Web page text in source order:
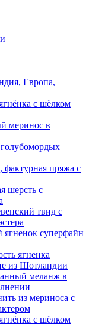
Европа,
с шёлком
меринос в
фактурная пряжа с
шерсть с
твид с
ягненок суперфайн
ягненка
из Шотландии
меланж в
из мериноса с
с шёлком